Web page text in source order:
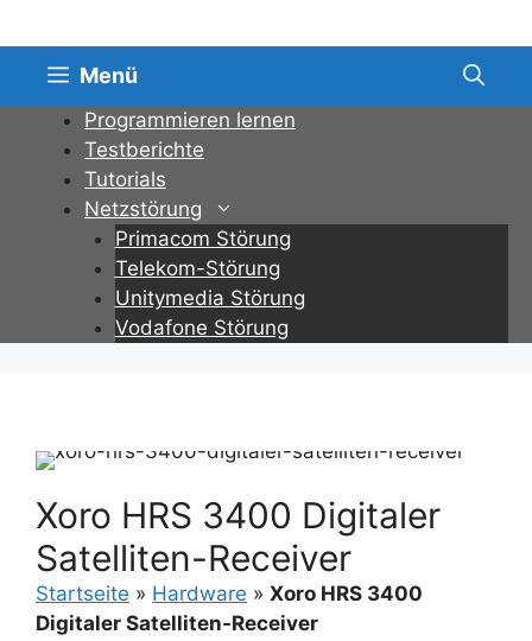
Inhalt
springen Menü
Programmieren lernen
Testberichte
Tutorials
Netzstörung
Primacom Störung
Telekom-Störung
Unitymedia Störung
Vodafone Störung
Xoro HRS 3400 Digitaler
Satelliten-Receiver
Startseite » Hardware » Xoro HRS 3400
Digitaler Satelliten-Receiver